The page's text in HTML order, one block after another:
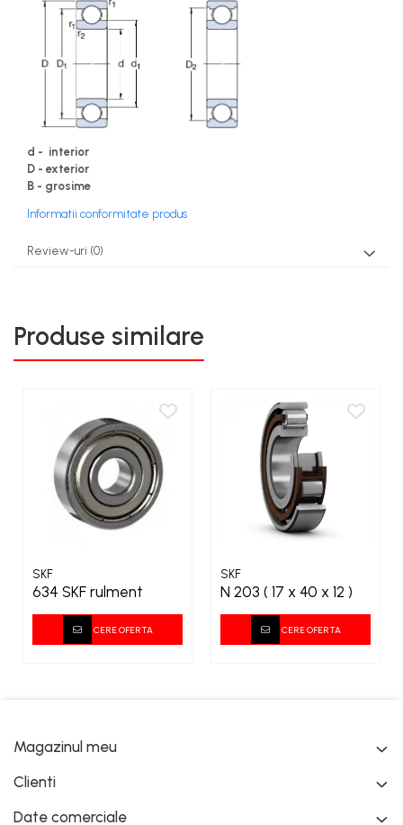
d - interior
D - exterior
B - grosime
Informatii conformitate produs
Review-uri (0)
Produse similare
SKF
634 SKF rulment
CERE OFERTA
SKF
N 203 ( 17 x 40 x 12 )
CERE OFERTA
Magazinul meu
Clienti
Date comerciale